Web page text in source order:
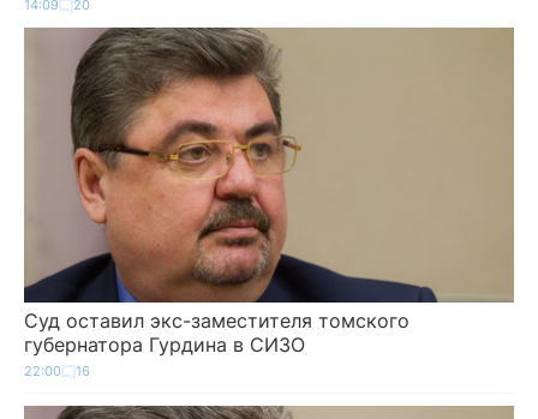
14:09 20
Суд оставил экс-заместителя томского
губернатора Гурдина в СИЗО
22:00 16